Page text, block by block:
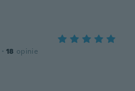
· 18 opinie